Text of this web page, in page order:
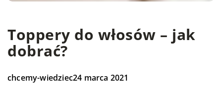
Toppery do włosów – jak
dobrać?
chcemy-wiedziec24 marca 2021